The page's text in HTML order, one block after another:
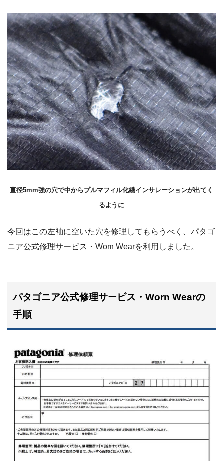
直径5mm強の穴で中からプルマフィル化繊インサレーションが出てく
るように
今回はこの左袖に空いた穴を修理してもらうべく、パタゴ
ニア公式修理サービス・Worn Wearを利用しました。
パタゴニア公式修理サービス・Worn Wearの
手順